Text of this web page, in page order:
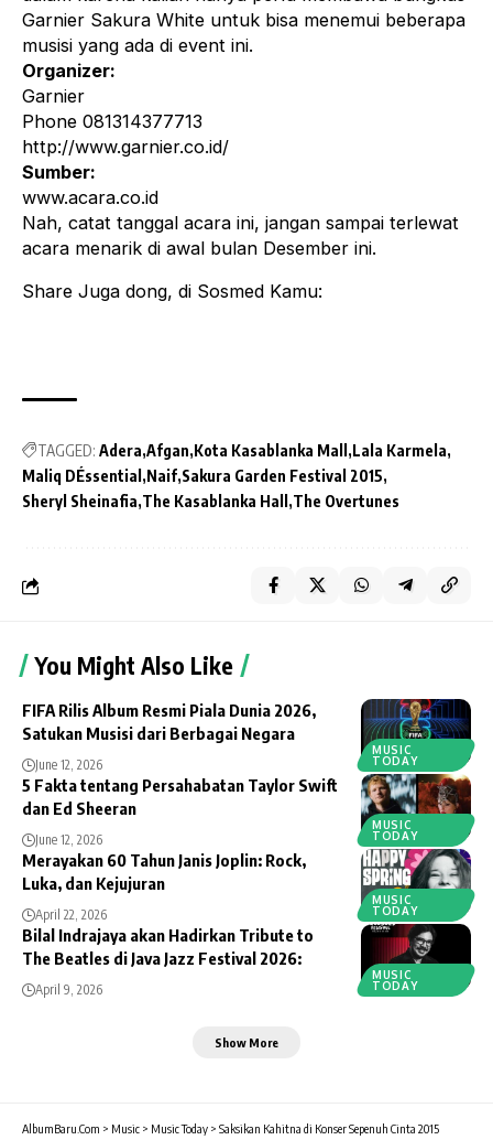
Garnier Sakura White untuk bisa menemui beberapa
musisi yang ada di event ini.
Organizer:
Garnier
Phone 081314377713
http://www.garnier.co.id/
Sumber:
www.acara.co.id
Nah, catat tanggal acara ini, jangan sampai terlewat
acara menarik di awal bulan Desember ini.
Share Juga dong, di Sosmed Kamu:
TAGGED: Adera Afgan Kota Kasablanka Mall
Lala Karmela
Maliq DÉssential Naif Sakura Garden Festival 2015
Sheryl Sheinafia The Kasablanka Hall The Overtunes
You Might Also Like
MUSIC
TODAY
FIFA Rilis Album Resmi Piala Dunia 2026,
Satukan Musisi dari Berbagai Negara
June 12, 2026
MUSIC
TODAY
5 Fakta tentang Persahabatan Taylor Swift
dan Ed Sheeran
June 12, 2026
MUSIC
TODAY
Merayakan 60 Tahun Janis Joplin: Rock,
Luka, dan Kejujuran
April 22, 2026
MUSIC
TODAY
Bilal Indrajaya akan Hadirkan Tribute to
The Beatles di Java Jazz Festival 2026:
April 9, 2026
Show More
AlbumBaru.Com > Music > Music Today > Saksikan Kahitna di Konser Sepenuh Cinta 2015